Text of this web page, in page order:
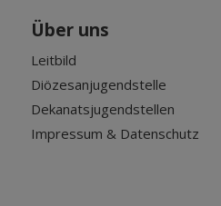
Über uns
Leitbild
Diözesanjugendstelle
Dekanatsjugendstellen
Impressum & Datenschutz